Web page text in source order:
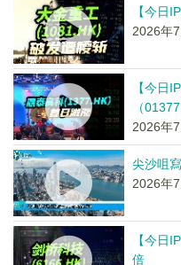
【今日
2026年
【今日
（
2026年
尖沙咀
2026年
【今日
倍